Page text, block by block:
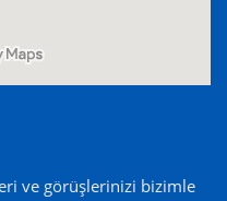
ve görüşlerinizi bizimle